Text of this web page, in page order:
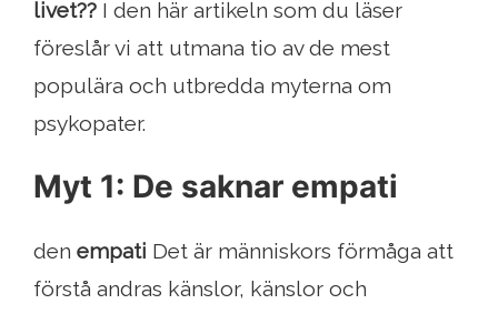
livet?? I den här artikeln som du läser
föreslår vi att utmana tio av de mest
populära och utbredda myterna om
psykopater.
Myt 1: De saknar empati
den empati Det är människors förmåga att
förstå andras känslor, känslor och